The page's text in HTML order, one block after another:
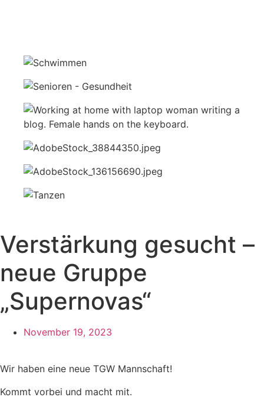
Verstärkung gesucht –
neue Gruppe
„Supernovas“
November 19, 2023
Wir haben eine neue TGW Mannschaft!
Kommt vorbei und macht mit.